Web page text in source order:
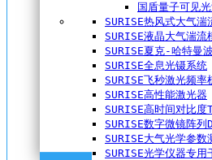
国盾量子可见
SURISE热风式大气湍
SURISE液晶大气湍流
SURISE夏克-哈特曼
SURISE全息光镊系统
SURISE飞秒激光频率
SURISE高性能激光器
SURISE高时间对比度
SURISE数字微镜阵列
SURISE大气光学参数
SURISE光学仪器专用